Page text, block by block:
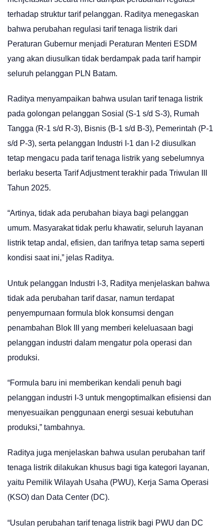
terhadap struktur tarif pelanggan. Raditya menegaskan
bahwa perubahan regulasi tarif tenaga listrik dari
Peraturan Gubernur menjadi Peraturan Menteri ESDM
yang akan diusulkan tidak berdampak pada tarif hampir
seluruh pelanggan PLN Batam.
Raditya menyampaikan bahwa usulan tarif tenaga listrik
pada golongan pelanggan Sosial (S-1 s/d S-3), Rumah
Tangga (R-1 s/d R-3), Bisnis (B-1 s/d B-3), Pemerintah (P-1
s/d P-3), serta pelanggan Industri I-1 dan I-2 diusulkan
tetap mengacu pada tarif tenaga listrik yang sebelumnya
berlaku beserta Tarif Adjustment terakhir pada Triwulan III
Tahun 2025.
“Artinya, tidak ada perubahan biaya bagi pelanggan
umum. Masyarakat tidak perlu khawatir, seluruh layanan
listrik tetap andal, efisien, dan tarifnya tetap sama seperti
kondisi saat ini,” jelas Raditya.
Untuk pelanggan Industri I-3, Raditya menjelaskan bahwa
tidak ada perubahan tarif dasar, namun terdapat
penyempurnaan formula blok konsumsi dengan
penambahan Blok III yang memberi keleluasaan bagi
pelanggan industri dalam mengatur pola operasi dan
produksi.
“Formula baru ini memberikan kendali penuh bagi
pelanggan industri I-3 untuk mengoptimalkan efisiensi dan
menyesuaikan penggunaan energi sesuai kebutuhan
produksi,” tambahnya.
Raditya juga menjelaskan bahwa usulan perubahan tarif
tenaga listrik dilakukan khusus bagi tiga kategori layanan,
yaitu Pemilik Wilayah Usaha (PWU), Kerja Sama Operasi
(KSO) dan Data Center (DC).
“Usulan perubahan tarif tenaga listrik bagi PWU dan DC